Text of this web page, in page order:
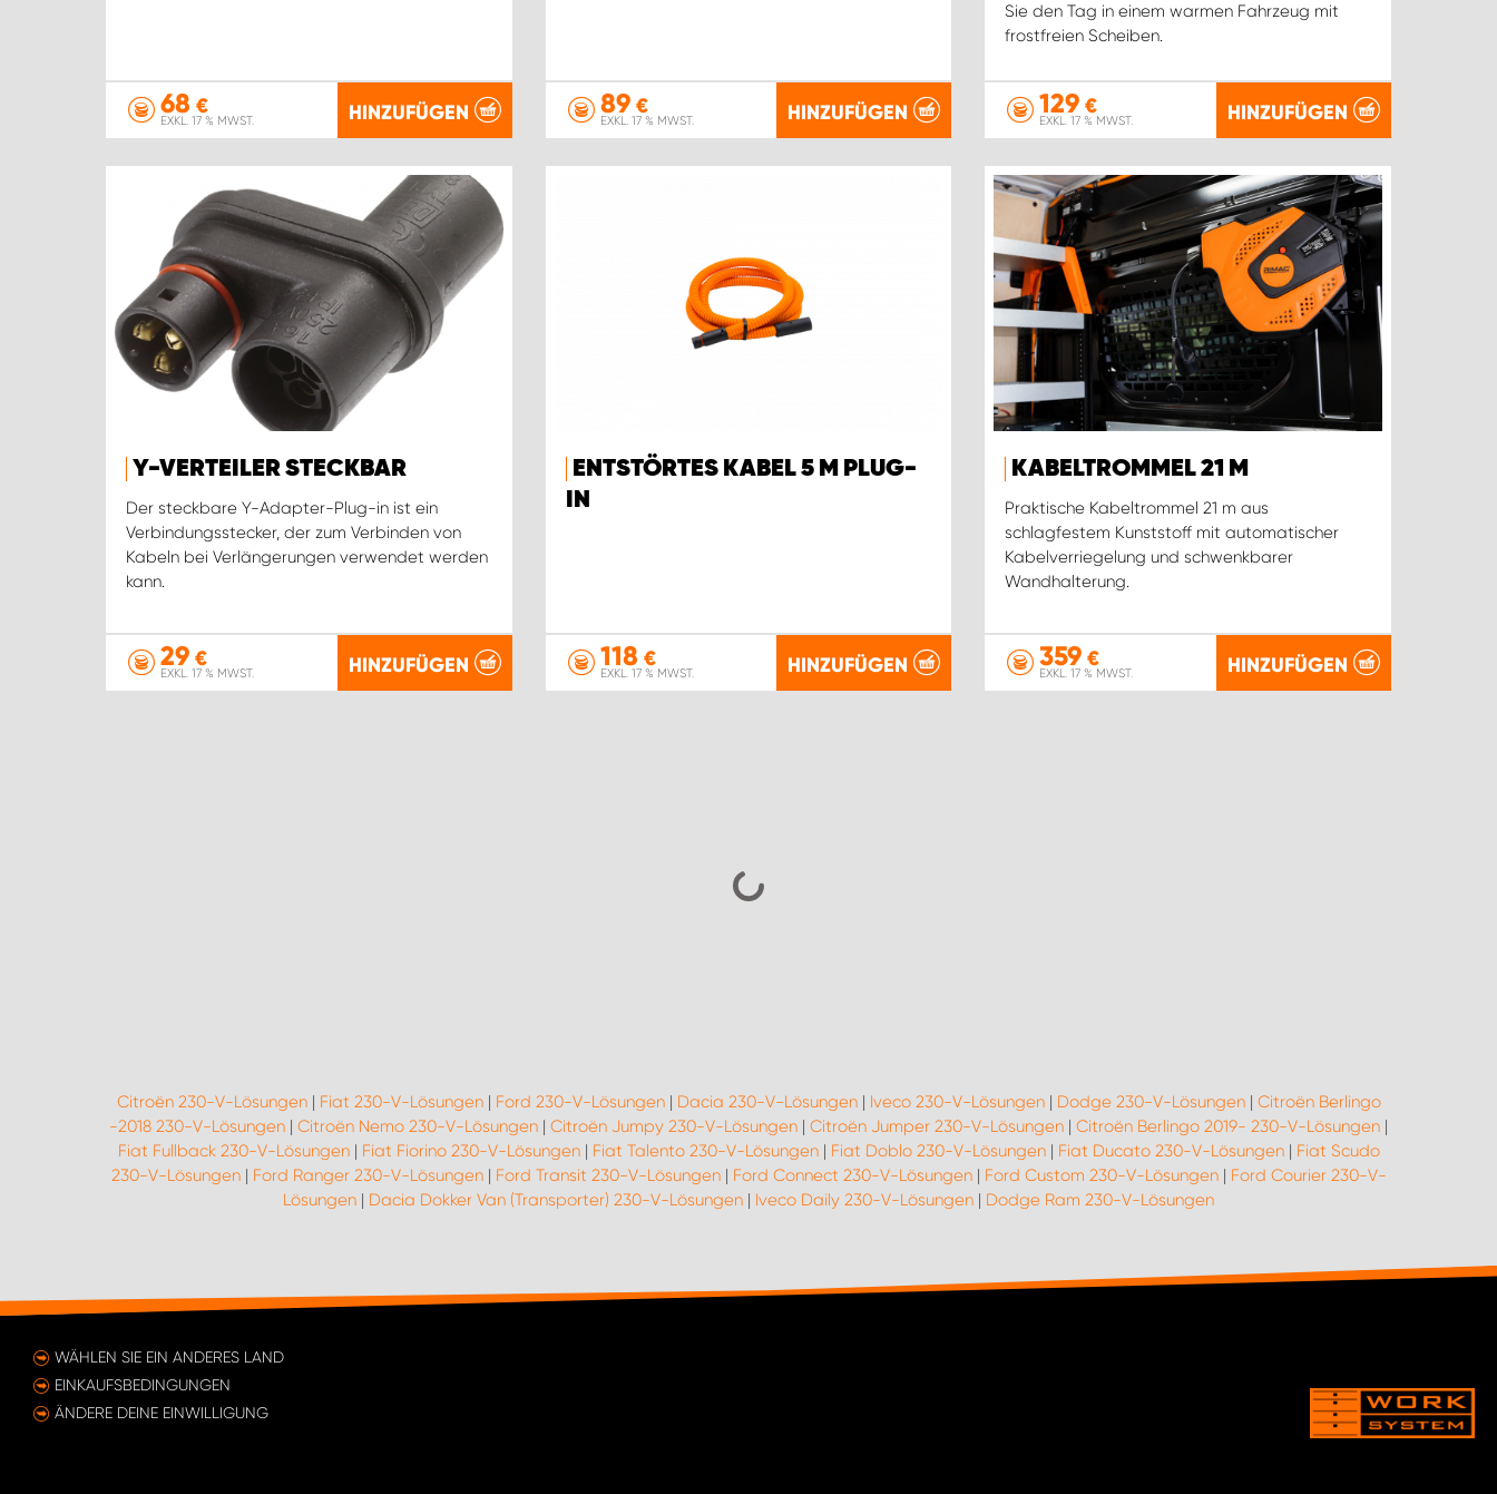
68 €
EXKL. 17 % MWST. HINZUFÜGEN 89€
EXKL. 17 % MWST. HINZUFÜGEN
Sie den Tag in einem warmen Fahrzeug mit
frostfreien Scheiben.
129 €
EXKL. 17 % MWST. HINZUFÜGEN
Y-VERTEILER STECKBAR
Der steckbare Y-Adapter-Plug-in ist ein
Verbindungsstecker, der zum Verbinden von
Kabeln bei Verlängerungen verwendet werden
kann.
29 €
EXKL. 17 % MWST. HINZUFÜGEN
ENTSTÖRTES KABEL 5 M PLUG-
IN
118 €
EXKL. 17 % MWST. HINZUFÜGEN
KABELTROMMEL 21 M
Praktische Kabeltrommel 21 m aus
schlagfestem Kunststoff mit automatischer
Kabelverriegelung und schwenkbarer
Wandhalterung.
359 €
EXKL. 17 % MWST. HINZUFÜGEN
Citroën 230-V-Lösungen| Fiat 230-V-Lösungen| Ford 230-V-Lösungen| Dacia 230-V-Lösungen| Iveco 230-V-Lösungen| Dodge 230-V-Lösungen| Citroën Berlingo
-2018 230-V-Lösungen | Citroën Nemo 230-V-Lösungen | Citroën Jumpy 230-V-Lösungen | Citroën Jumper 230-V-Lösungen | Citroën Berlingo 2019- 230-V-Lösungen |
Fiat Fullback 230-V-Lösungen| Fiat Fiorino 230-V-Lösungen| Fiat Talento 230-V-Lösungen| Fiat Doblo 230-V-Lösungen| Fiat Ducato 230-V-Lösungen| Fiat Scudo
230-V-Lösungen| Ford Ranger 230-V-Lösungen| Ford Transit 230-V-Lösungen| Ford Connect 230-V-Lösungen| Ford Custom 230-V-Lösungen| Ford Courier 230-V-
Lösungen | Dacia Dokker Van (Transporter) 230-V-Lösungen | Iveco Daily 230-V-Lösungen | Dodge Ram 230-V-Lösungen
WÄHLEN SIE EIN ANDERES LAND
EINKAUFSBEDINGUNGEN
ÄNDERE DEINE EINWILLIGUNG